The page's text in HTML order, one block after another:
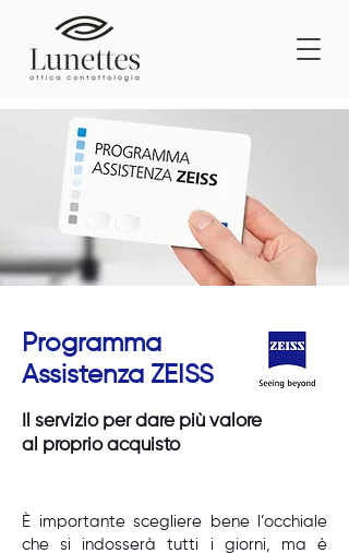
Programma
Assistenza ZEISS
Il servizio per dare più valore
al proprio acquisto
È importante scegliere bene l’occhiale
che si indosserà tutti i giorni, ma è